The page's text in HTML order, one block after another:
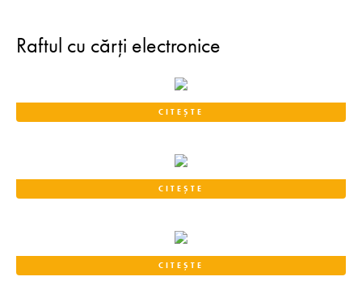
Raftul cu cărți electronice
CITEȘTE
CITEȘTE
CITEȘTE